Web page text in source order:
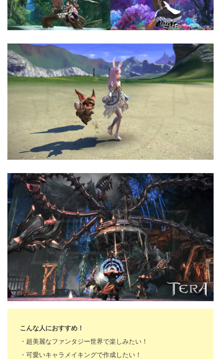
こんな人におすすめ！
・超美麗なファンタジー世界で楽しみたい！
・可愛いキャラメイキングで作成したい！